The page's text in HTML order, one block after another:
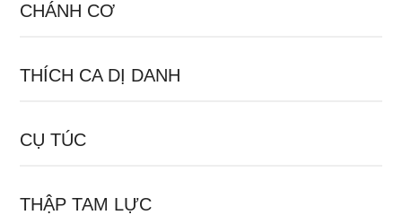
CHÁNH CƠ
THÍCH CA DỊ DANH
CỤ TÚC
THẬP TAM LỰC